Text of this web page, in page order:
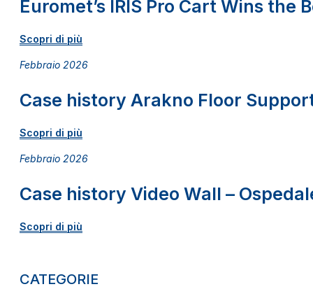
Euromet’s IRIS Pro Cart Wins
Scopri di più
Febbraio 2026
Case history Arakno Floor
Scopri di più
Febbraio 2026
Case history Video Wall –
Scopri di più
CATEGORIE